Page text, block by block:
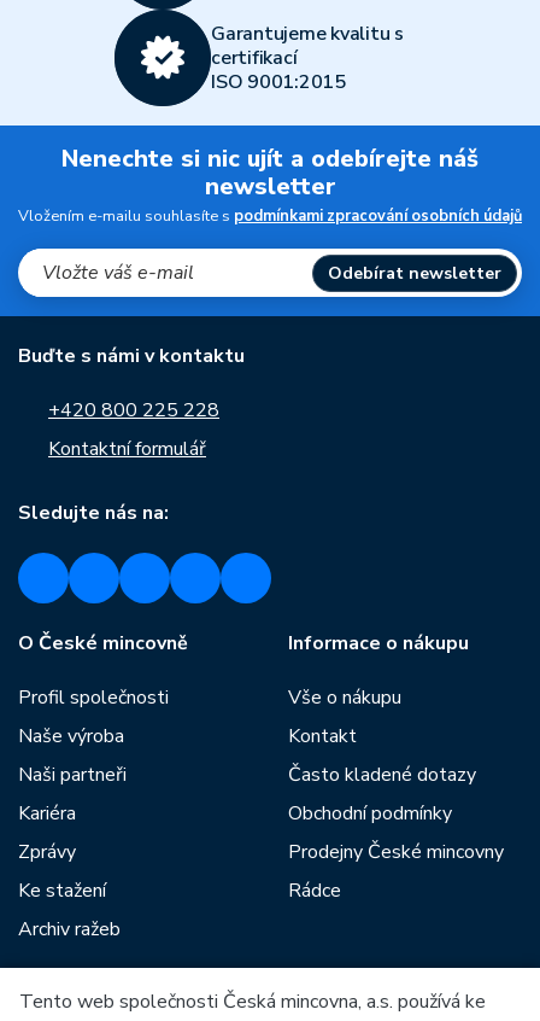
Garantujeme kvalitu s
certifikací
ISO 9001:2015
Nenechte si nic ujít a odebírejte náš
newsletter
Vložením e-mailu souhlasíte s podmínkami zpracování osobních údajů
Odebírat newsletter
Buďte s námi v kontaktu
+420 800 225 228
Kontaktní formulář
Sledujte nás na:
O České mincovně
Profil společnosti
Naše výroba
Naši partneři
Kariéra
Zprávy
Ke stažení
Archiv ražeb
Informace o nákupu
Vše o nákupu
Kontakt
Často kladené dotazy
Obchodní podmínky
Prodejny České mincovny
Rádce
Mezi naše partnery patří:
Tento web společnosti Česká mincovna, a.s. používá ke